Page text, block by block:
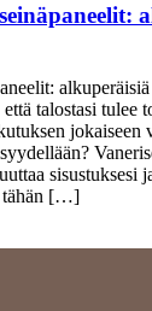
talostasi tulee
jokaiseen
sisustuksesi
tähän […]